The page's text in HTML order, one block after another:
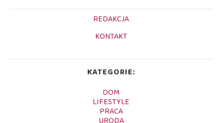
REDAKCJA
KONTAKT
KATEGORIE:
DOM
LIFESTYLE
PRACA